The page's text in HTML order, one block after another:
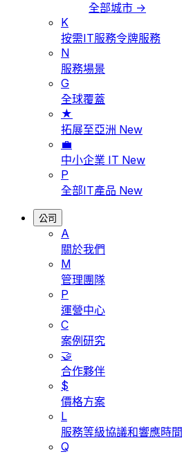
全部城市 →
K
按需IT服務令牌服務
N
服務場景
G
全球覆蓋
★
拓展至亞洲 New
💼
中小企業 IT New
P
全部IT產品 New
公司
A
關於我們
M
管理團隊
P
運營中心
C
案例研究
🤝
合作夥伴
$
價格方案
L
服務等級協議和響應時間
Q